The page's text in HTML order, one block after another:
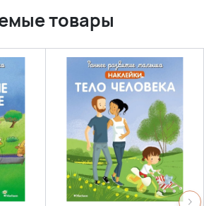
товары